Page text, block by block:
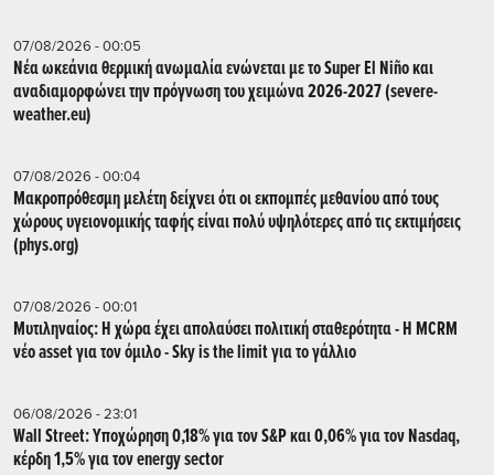
07/08/2026 - 00:05
Νέα ωκεάνια θερμική ανωμαλία ενώνεται με το Super El Niño και
αναδιαμορφώνει την πρόγνωση του χειμώνα 2026-2027 (severe-
weather.eu)
07/08/2026 - 00:04
Μακροπρόθεσμη μελέτη δείχνει ότι οι εκπομπές μεθανίου από τους
χώρους υγειονομικής ταφής είναι πολύ υψηλότερες από τις εκτιμήσεις
(phys.org)
07/08/2026 - 00:01
Μυτιληναίος: Η χώρα έχει απολαύσει πολιτική σταθερότητα - Η MCRM
νέο asset για τον όμιλο - Sky is the limit για το γάλλιο
06/08/2026 - 23:01
Wall Street: Υποχώρηση 0,18% για τον S&P και 0,06% για τον Nasdaq,
κέρδη 1,5% για τον energy sector